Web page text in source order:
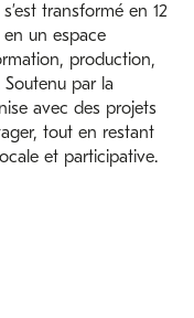
transformé en 12
un espace
production,
par la
avec des projets
tout en restant
et participative.